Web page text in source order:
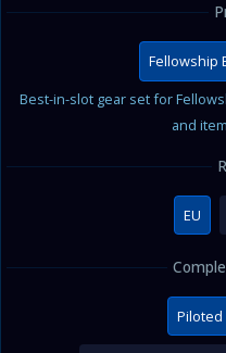
Fellowship
Best-in-slot gear set for
and
EU
Piloted